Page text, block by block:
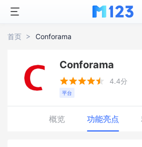
首页 Conforama
Conforama
 4.4分
平台
概览 功能亮点